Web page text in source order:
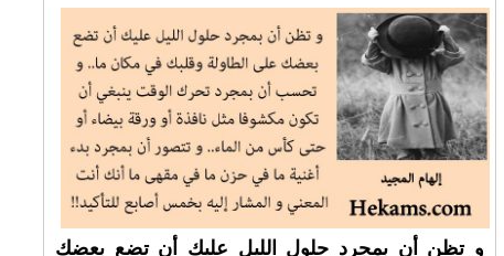
و تظن أن بمجرد حلول الليل عليك أن تضع بعضك